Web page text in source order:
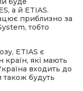
а й ETIAS.
приблизно за
тобто
ETIAS є
які мають
входить до
також будуть